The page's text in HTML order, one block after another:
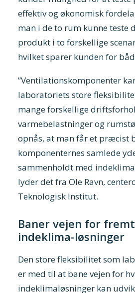
effektiv og økonomisk
man i de to rum kunne teste
produkt i to forskellige
hvilket sparer kunden for
”Ventilationskomponenter
laboratoriets store
mange forskellige
varmebelastninger og
opnås, at man får et præcist
komponenternes samlede
sammenholdt med
lyder det fra Ole Ravn,
Teknologisk Institut.
Baner vejen for
indeklima-løsninger
Den store fleksibilitet som
er med til at bane vejen for
indeklimaløsninger kan